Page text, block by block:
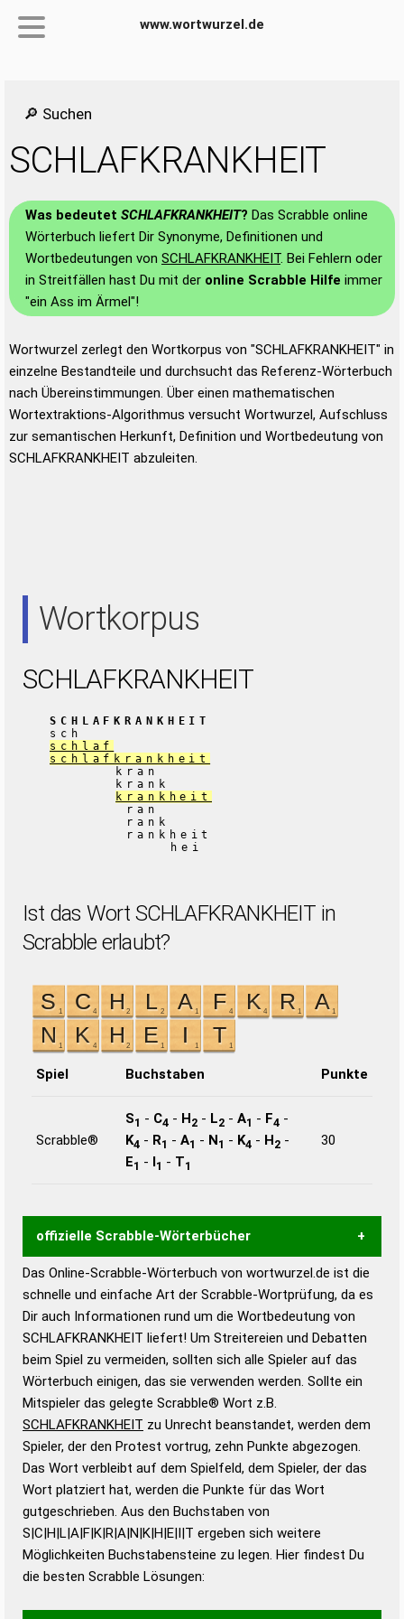
www.wortwurzel.de
🔎 Suchen
SCHLAFKRANKHEIT
Was bedeutet SCHLAFKRANKHEIT? Das Scrabble online
Wörterbuch liefert Dir Synonyme, Definitionen und
Wortbedeutungen von SCHLAFKRANKHEIT. Bei Fehlern oder
in Streitfällen hast Du mit der online Scrabble Hilfe immer
"ein Ass im Ärmel"!
Wortwurzel zerlegt den Wortkorpus von "SCHLAFKRANKHEIT" in
einzelne Bestandteile und durchsucht das Referenz-Wörterbuch
nach Übereinstimmungen. Über einen mathematischen
Wortextraktions-Algorithmus versucht Wortwurzel, Aufschluss
zur semantischen Herkunft, Definition und Wortbedeutung von
SCHLAFKRANKHEIT abzuleiten.
Wortkorpus
SCHLAFKRANKHEIT
SCHLAFKRANKHEIT
sch
schlaf
schlafkrankheit
kran
krank
krankheit
ran
rank
rankheit
hei
Ist das Wort SCHLAFKRANKHEIT in
Scrabble erlaubt?
Spiel Buchstaben Punkte
Scrabble®
S1 - C4 - H2 - L2 - A1 - F4 -
K4 - R1 - A1 - N1 - K4 - H2 -
E1 - I1 - T1
30
offizielle Scrabble-Wörterbücher
Wortwurzel liefert mit Hilfe eines semantischen
Wortanalyse-Algorithmus gute Anhaltspunkte zu
Wortbedeutung, Worttrennung und Wortform, um die
Gültigkeit eines Wortes für das Scrabble-Spiel zu
bestimmen! zugelassene Turnier Scrabble-
Wörterbücher sind:
Duden – Standardwerk in 12 Bänden
Duden – Richtiges und gutes
Deutsch
Duden – Die deutsche Grammatik
Duden – Deutsches
Universalwörterbuch
Das Online-Scrabble-Wörterbuch von wortwurzel.de ist die
schnelle und einfache Art der Scrabble-Wortprüfung, da es
Dir auch Informationen rund um die Wortbedeutung von
SCHLAFKRANKHEIT liefert! Um Streitereien und Debatten
beim Spiel zu vermeiden, sollten sich alle Spieler auf das
Wörterbuch einigen, das sie verwenden werden. Sollte ein
Mitspieler das gelegte Scrabble® Wort z.B.
SCHLAFKRANKHEIT zu Unrecht beanstandet, werden dem
Spieler, der den Protest vortrug, zehn Punkte abgezogen.
Das Wort verbleibt auf dem Spielfeld, dem Spieler, der das
Wort platziert hat, werden die Punkte für das Wort
gutgeschrieben. Aus den Buchstaben von
S|C|H|L|A|F|K|R|A|N|K|H|E|I|T ergeben sich weitere
Möglichkeiten Buchstabensteine zu legen. Hier findest Du
die besten Scrabble Lösungen: